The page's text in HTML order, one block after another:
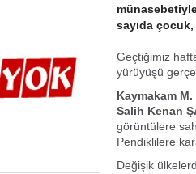
sayıda
Geçtiğimiz
yürüyüşü
Kaymakam M.
Salih Kenan
görüntülere
Pendiklilere
Değişik